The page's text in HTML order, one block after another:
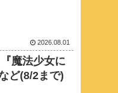
2026.08.01
魔法少女に
ど(8/2まで)